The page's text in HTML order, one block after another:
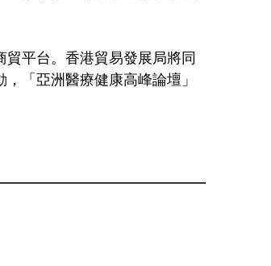
平台。香港貿易發展局將同
「亞洲醫療健康高峰論壇」